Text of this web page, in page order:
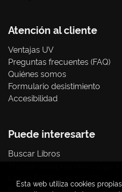
Atención al cliente
Ventajas UV
Preguntas frecuentes (FAQ)
Quiénes somos
Formulario desistimiento
Accesibilidad
Puede interesarte
Buscar Libros
Papelería / material oficina
Esta web utiliza cookies